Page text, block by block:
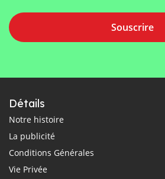
Souscrire
Détails
Notre histoire
La publicité
Conditions Générales
Vie Privée